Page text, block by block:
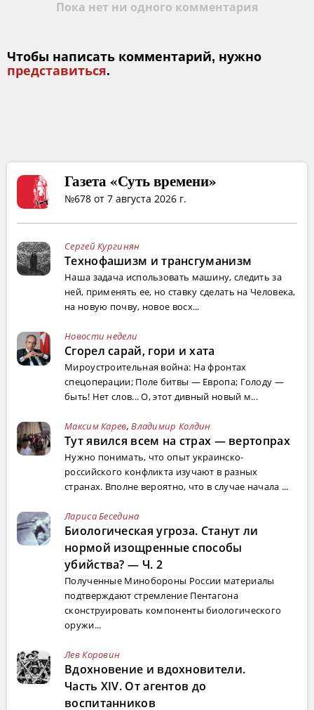
Пока нет ни одного комментария
Чтобы написать комментарий, нужно
представиться.
Газета «Суть времени»
№678 от 7 августа 2026 г.
Сергей Кургинян
Технофашизм и трансгуманизм
Наша задача использовать машину, следить за
ней, применять ее, но ставку сделать на Человека,
на новую почву, новое восх...
Новости недели
Сгорел сарай, гори и хата
Мироустроительная война: На фронтах
спецоперации; Поле битвы — Европа; Голоду —
быть! Нет слов... О, этот дивный новый м...
Максим Карев,Владимир Колдин
Тут явился всем на страх — вертопрах
Нужно понимать, что опыт украинско-
российского конфликта изучают в разных
странах. Вполне вероятно, что в случае начала ...
Лариса Беседина
Биологическая угроза. Станут ли
нормой изощренные способы
убийства? — Ч. 2
Полученные Минобороны России материалы
подтверждают стремление Пентагона
сконструировать компоненты биологического
оружи...
Лев Коровин
Вдохновение и вдохновители.
Часть XIV. От агентов до
воспитанников